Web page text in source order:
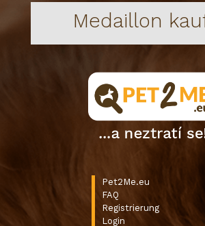
Medaillon
Pet2Me.eu
FAQ
Registrierung
Login